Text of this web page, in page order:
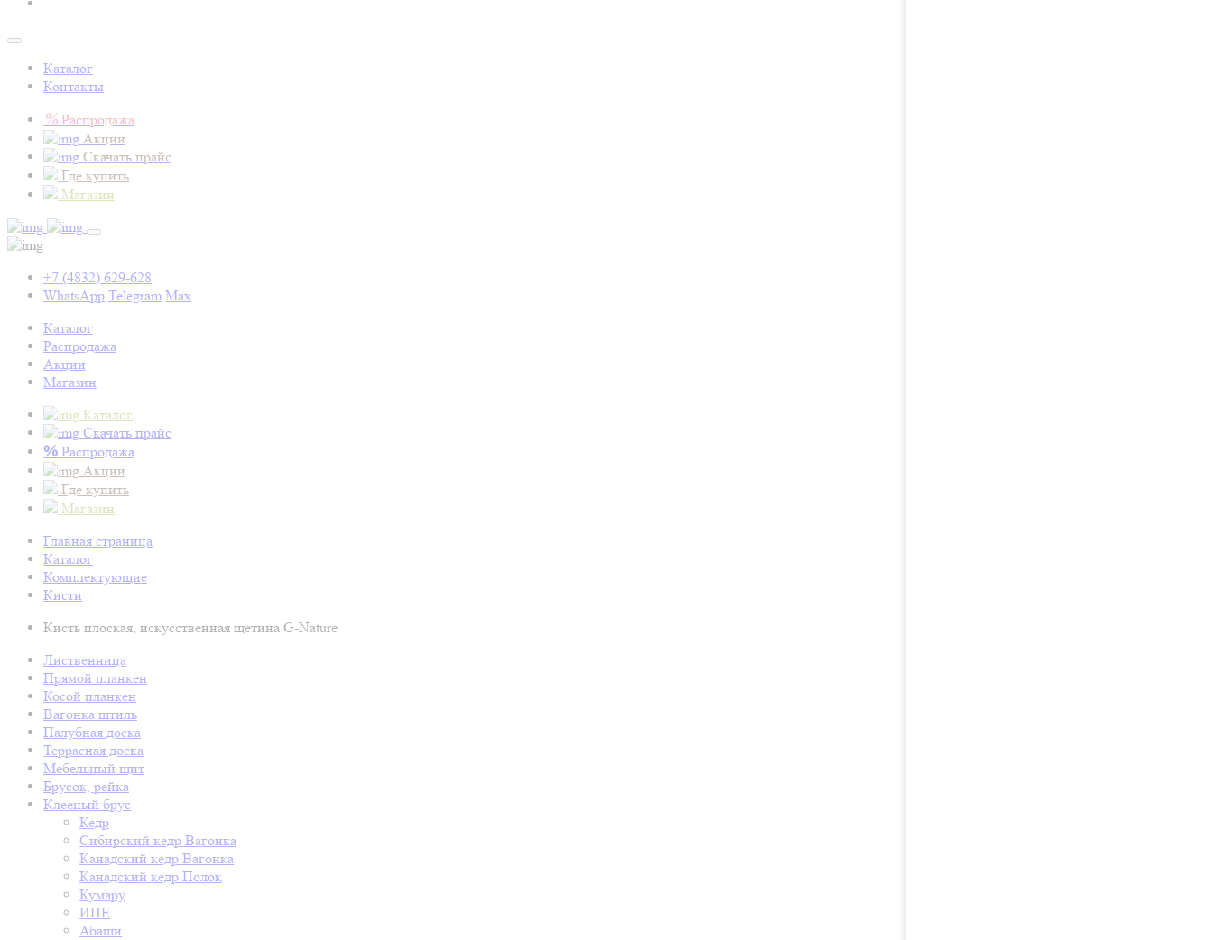
Каталог
Контакты
% Распродажа
Акции
Скачать прайс
Где купить
Магазин
+7 (4832) 629-628
WhatsApp Telegram Max
Каталог
Распродажа
Акции
Магазин
Каталог
Скачать прайс
% Распродажа
Акции
Где купить
Магазин
Главная страница
Каталог
Комплектующие
Кисти
Кисть плоская, искусственная щетина G-Nature
Лиственница
Прямой планкен
Косой планкен
Вагонка штиль
Палубная доска
Террасная доска
Мебельный щит
Брусок, рейка
Клееный брус
Кедр
Сибирский кедр Вагонка
Канадский кедр Вагонка
Канадский кедр Полок
Кумару
ИПЕ
Абаши